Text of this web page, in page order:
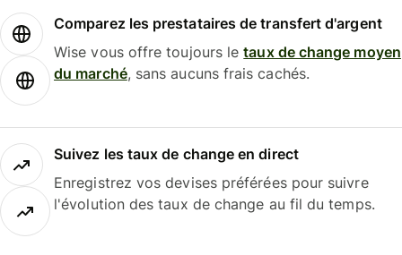
Comparez les prestataires de transfert d'argent
Wise vous offre toujours letaux de change moyen
du marché, sans aucuns frais cachés.
Suivez les taux de change en direct
Enregistrez vos devises préférées pour suivre
l'évolution des taux de change au fil du temps.